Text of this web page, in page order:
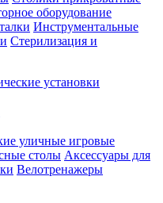
оборудование
Инструментальные
Стерилизация и
установки
уличные игровые
столы Аксессуары для
Велотренажеры